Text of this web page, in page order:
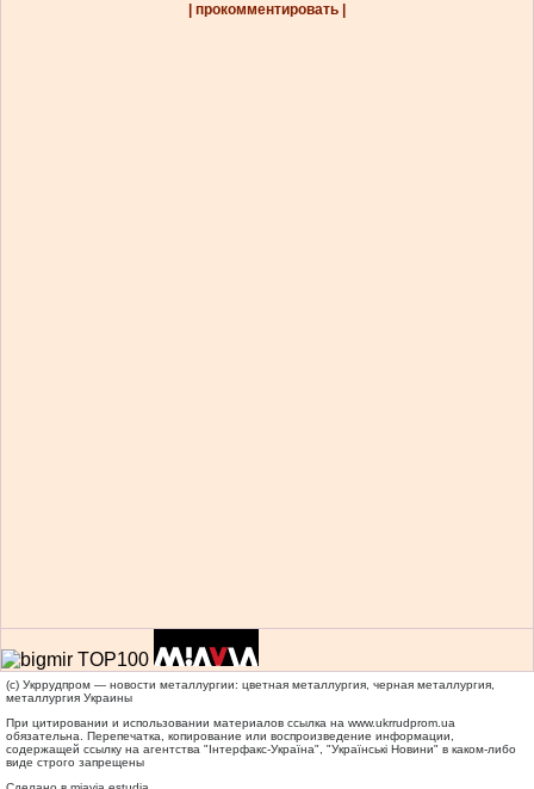
| прокомментировать |
(c) Укррудпром — новости металлургии: цветная металлургия, черная металлургия,
металлургия Украины
При цитировании и использовании материалов ссылка на www.ukrrudprom.ua
обязательна. Перепечатка, копирование или воспроизведение информации,
содержащей ссылку на агентства "Iнтерфакс-Україна", "Українськi Новини" в каком-либо
виде строго запрещены